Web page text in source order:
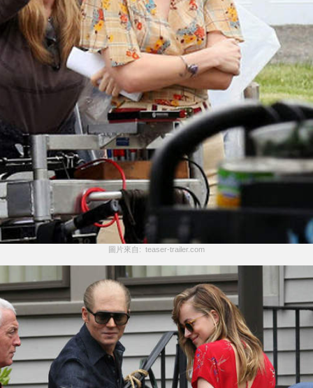
圖片來自:  teaser-trailer.com